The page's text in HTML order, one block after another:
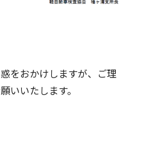
をおかけしますが、ご理
いいたします。